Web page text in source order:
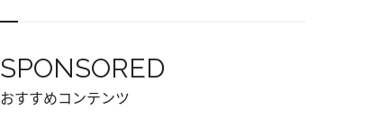
SPONSORED
おすすめコンテンツ